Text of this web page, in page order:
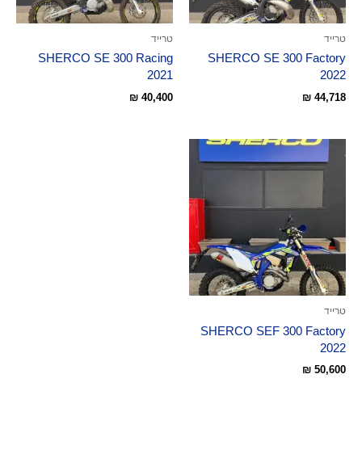
טרייד
SHERCO SE 300 Factory
2022
₪ 44,718
טרייד
SHERCO SE 300 Racing
2021
₪ 40,400
טרייד
SHERCO SEF 300 Factory
2022
₪ 50,600